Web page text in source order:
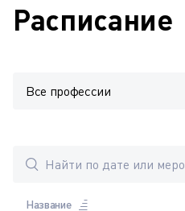
Расписание
Все профессии
Название